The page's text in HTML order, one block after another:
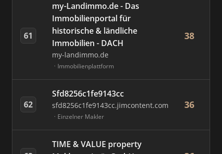
61
my-Landimmo.de - Das
Immobilienportal für
historische & ländliche
Immobilien - DACH
my-landimmo.de
Immobilienplattform
38
62
Sfd8256c1fe9143cc
sfd8256c1fe9143cc.jimcontent.com
Einzelner Makler
36
TIME & VALUE property